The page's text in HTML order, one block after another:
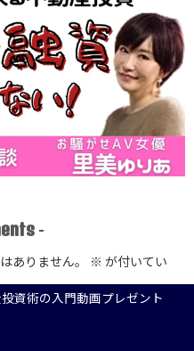
資術の入門動画プレゼント
-
ありません。 ※ が付いてい